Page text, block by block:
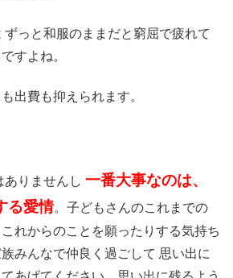
っと和服のままだと窮屈で疲れて
すよね。
出費も抑えられます。
ありませんし 一番大事なのは、
る愛情。子どもさんのこれまでの
れからのことを願ったりする気持ち
みんなで仲良く過ごして 思い出に